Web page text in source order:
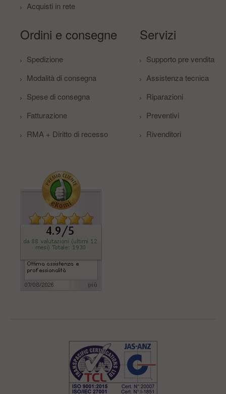
Acquisti in rete
Ordini e consegne
Spedizione
Modalità di consegna
Spese di consegna
Fatturazione
RMA + Diritto di recesso
Servizi
Supporto pre vendita
Assistenza tecnica
Riparazioni
Preventivi
Rivenditori